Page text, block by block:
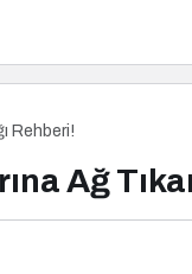
Rehberi!
Ağ